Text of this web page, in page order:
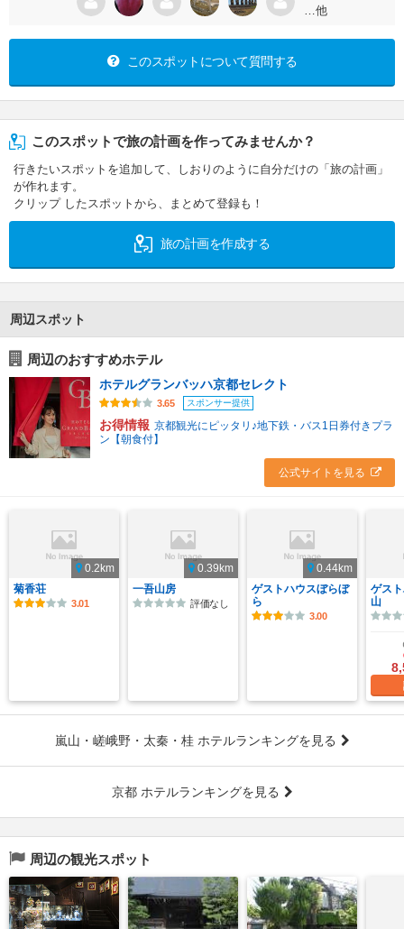
…他
このスポットについて質問する
このスポットで旅の計画を作ってみませんか？
行きたいスポットを追加して、しおりのように自分だけの「旅の計画」
が作れます。
クリップ したスポットから、まとめて登録も！
旅の計画を作成する
周辺スポット
周辺のおすすめホテル
ホテルグランバッハ京都セレクト
3.65 スポンサー提供
お得情報 京都観光にピッタリ♪地下鉄・バス1日券付きプラ
ン【朝食付】
公式サイトを見る
0.2km
菊香荘
3.01
0.39km
一吾山房
評価なし
0.44km
ゲストハウスぼらぼ
ら
3.00
ゲス
山
嵐山・嵯峨野・太秦・桂 ホテルランキングを見る
京都 ホテルランキングを見る
周辺の観光スポット